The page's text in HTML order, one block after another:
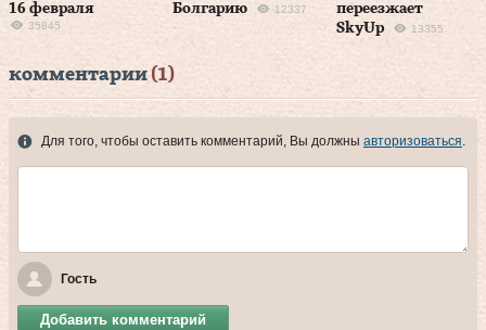
16 февраля
35845
Болгарию
12337
переезжает
SkyUp
13355
комментарии (1)
Для того, чтобы оставить комментарий, Вы должны авторизоваться.
Гость
Добавить комментарий